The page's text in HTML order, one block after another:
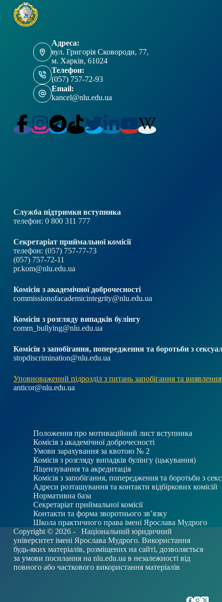
Адреса:
вул. Григорія Сковороди, 77,
м. Харків, 61024
Телефон:
(057) 757-72-93
Email:
kancel@nlu.edu.ua
Служба підтримки вступника
телефон: 0 800 311 777
Секретаріат приймальної комісії
телефон: (057) 757-77-73
(057) 757-72-11
pr.kom@nlu.edu.ua
Комісія з академічної доброчесності
commissionofacademicintegrity@nlu.edu.ua
Комісія з розгляду випадків булінгу
comm_bullying@nlu.edu.ua
Комісія з запобігання, попередження та боротьби з
stopdiscrimination@nlu.edu.ua
Уповноважений підрозділ з питань запобігання та виявлення
anticor@nlu.edu.ua
Положення про мотиваційний лист вступника
Комісія з академічної доброчесності
Умови зарахування за квотою № 2
Комісія з розгляду випадків булінгу (цькування)
Ліцензування та акредитація
Комісія з запобігання, попередження та боротьби з
Адреси розташування та контакти відбіркових комісій
Нормативна база
Секретаріат приймальної комісії
Контакти та форма зворотнього зв’язку
Школа практичного права імені Ярослава Мудрого
Copyright © 2026 - Національний юридичний
університет імені Ярослава Мудрого. Використання
будь-яких матеріалів, розміщених на сайті, дозволяється
за умови посилання на nlu.edu.ua в незалежності від
повного або часткового використання матеріалів